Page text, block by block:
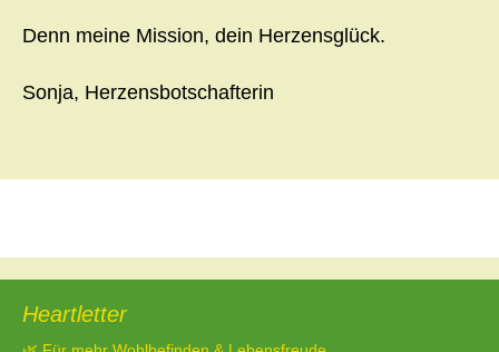
Denn meine Mission, dein Herzensglück.
Sonja, Herzensbotschafterin
Heartletter